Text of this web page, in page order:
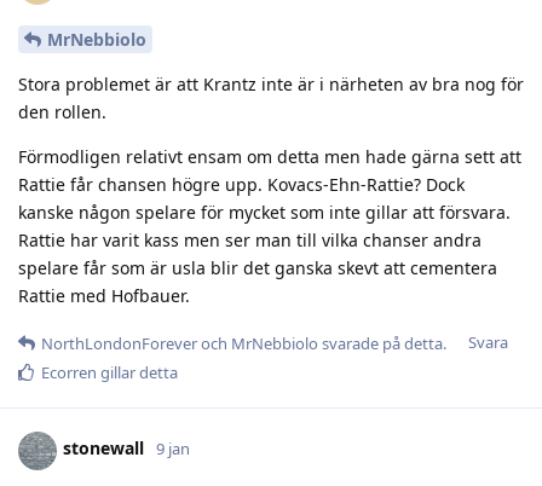
MrNebbiolo
Stora problemet är att Krantz inte är i närheten av bra nog för
den rollen.
Förmodligen relativt ensam om detta men hade gärna sett att
Rattie får chansen högre upp. Kovacs-Ehn-Rattie? Dock
kanske någon spelare för mycket som inte gillar att försvara.
Rattie har varit kass men ser man till vilka chanser andra
spelare får som är usla blir det ganska skevt att cementera
Rattie med Hofbauer.
Svara
NorthLondonForeveroch MrNebbiolo svarade på detta.
Ecorren gillar detta
stonewall 9 jan